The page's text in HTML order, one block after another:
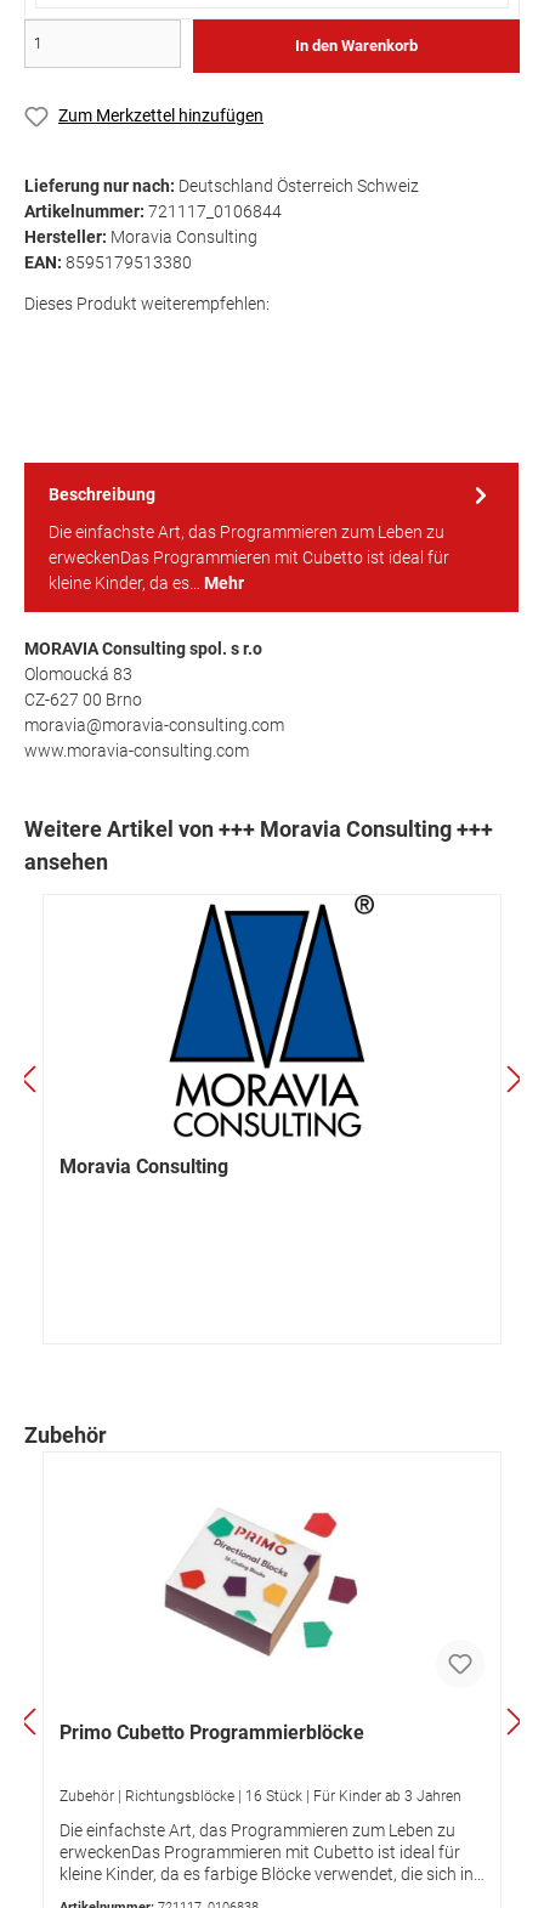
In den Warenkorb
Zum Merkzettel hinzufügen
Lieferung nur nach: Deutschland Österreich Schweiz
Artikelnummer: 721117_0106844
Hersteller: Moravia Consulting
EAN: 8595179513380
Dieses Produkt weiterempfehlen:
Beschreibung
Die einfachste Art, das Programmieren zum Leben zu
erweckenDas Programmieren mit Cubetto ist ideal für
kleine Kinder, da es… Mehr
MORAVIA Consulting spol. s r.o
Olomoucká 83
CZ-627 00 Brno
moravia@moravia-consulting.com
www.moravia-consulting.com
Weitere Artikel von +++ Moravia Consulting +++
ansehen
Moravia Consulting
Zubehör
Primo Cubetto Programmierblöcke
Zubehör | Richtungsblöcke | 16 Stück | Für Kinder ab 3 Jahren
Die einfachste Art, das Programmieren zum Leben zu
erweckenDas Programmieren mit Cubetto ist ideal für
kleine Kinder, da es farbige Blöcke verwendet, die sich in